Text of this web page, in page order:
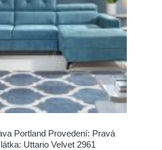
Portland Provedení: Pravá
Uttario Velvet 2961